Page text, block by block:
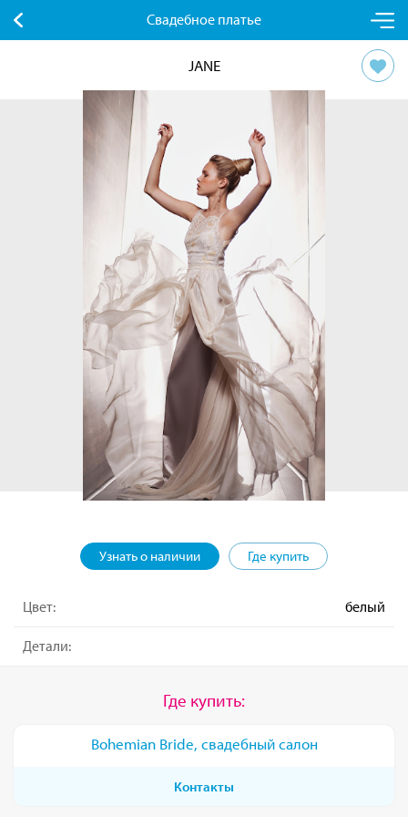
Свадебное платье
JANE
Узнать о наличии Где купить
Цвет: белый
Детали:
Где купить:
Bohemian Bride, свадебный салон
Контакты